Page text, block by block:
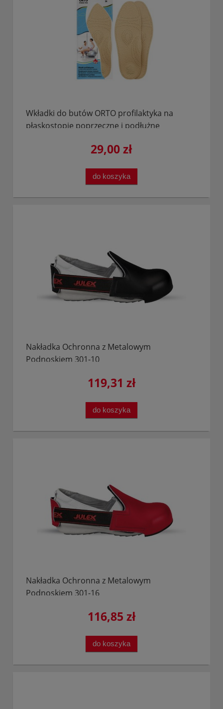
Wkładki do butów ORTO profilaktyka na
płaskostopie poprzeczne i podłużne
29,00 zł
do koszyka
Nakładka Ochronna z Metalowym
Podnoskiem 301-10
119,31 zł
do koszyka
Nakładka Ochronna z Metalowym
Podnoskiem 301-16
116,85 zł
do koszyka